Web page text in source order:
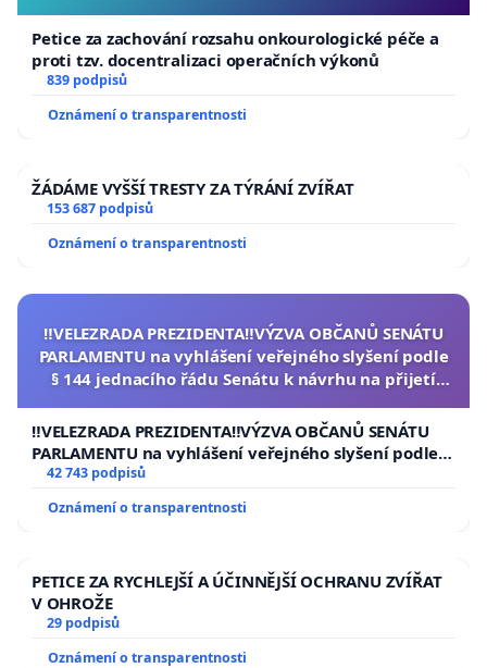
Petice za zachování rozsahu onkourologické péče a
proti tzv. docentralizaci operačních výkonů
839 podpisů
Oznámení o transparentnosti
ŽÁDÁME VYŠŠÍ TRESTY ZA TÝRÁNÍ ZVÍŘAT
153 687 podpisů
Oznámení o transparentnosti
‼️VELEZRADA PREZIDENTA‼️VÝZVA OBČANŮ SENÁTU
PARLAMENTU na vyhlášení veřejného slyšení podle
§ 144 jednacího řádu Senátu k návrhu na přijetí
republiky
‼️VELEZRADA PREZIDENTA‼️VÝZVA OBČANŮ SENÁTU
PARLAMENTU na vyhlášení veřejného slyšení podle §
144 jednacího řádu Senátu k návrhu na přijetí
usnesení k podání ústavní žaloby na prezidenta
republiky
42 743 podpisů
Oznámení o transparentnosti
PETICE ZA RYCHLEJŠÍ A ÚČINNĚJŠÍ OCHRANU ZVÍŘAT
V OHROŽE
29 podpisů
Oznámení o transparentnosti